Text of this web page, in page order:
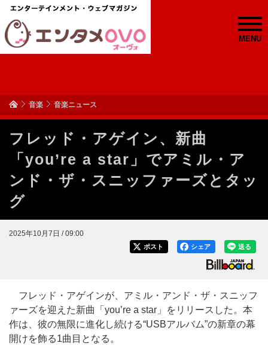
MENU
音楽 音楽ニュース
フレッド・アゲイン、新曲
「you’re a star」でアミル・ア
ンド・ザ・スニッファーズとタッ
グ
2025年10月7日 / 09:00
送る
シェア
ポスト
フレッド・アゲインが、アミル・アンド・ザ・スニッフ
ァーズを迎えた新曲「you’re a star」をリリースした。本
作は、彼の無限に進化し続ける“USBアルバム”の新章の幕
開けを飾る1曲目となる。